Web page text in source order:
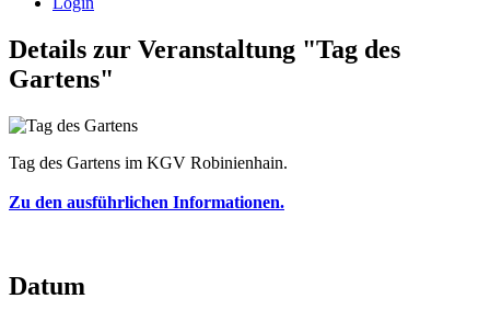
Details zur Veranstaltung "Tag des
Gartens"
Tag des Gartens im KGV Robinienhain.
Zu den ausführlichen Informationen.
Datum